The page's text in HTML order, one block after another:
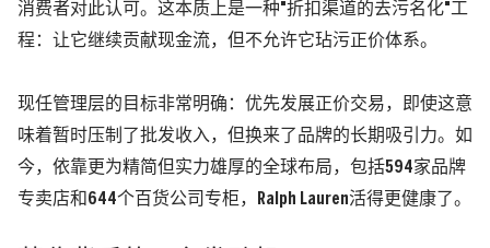
消费者对此认可。这本质上是一种"折扣渠道的去污名化"工
程：让它继续贡献现金流，但不允许它玷污正价体系。
现任管理层的目标非常明确： 优先发展正价交易，即使这意
味着暂时压制了批发收入，但换来了品牌的长期吸引力。如
今，依靠更为精简但实力雄厚的全球布局，包括594家品牌
专卖店和644个百货公司专柜，Ralph Lauren活得更健康了。